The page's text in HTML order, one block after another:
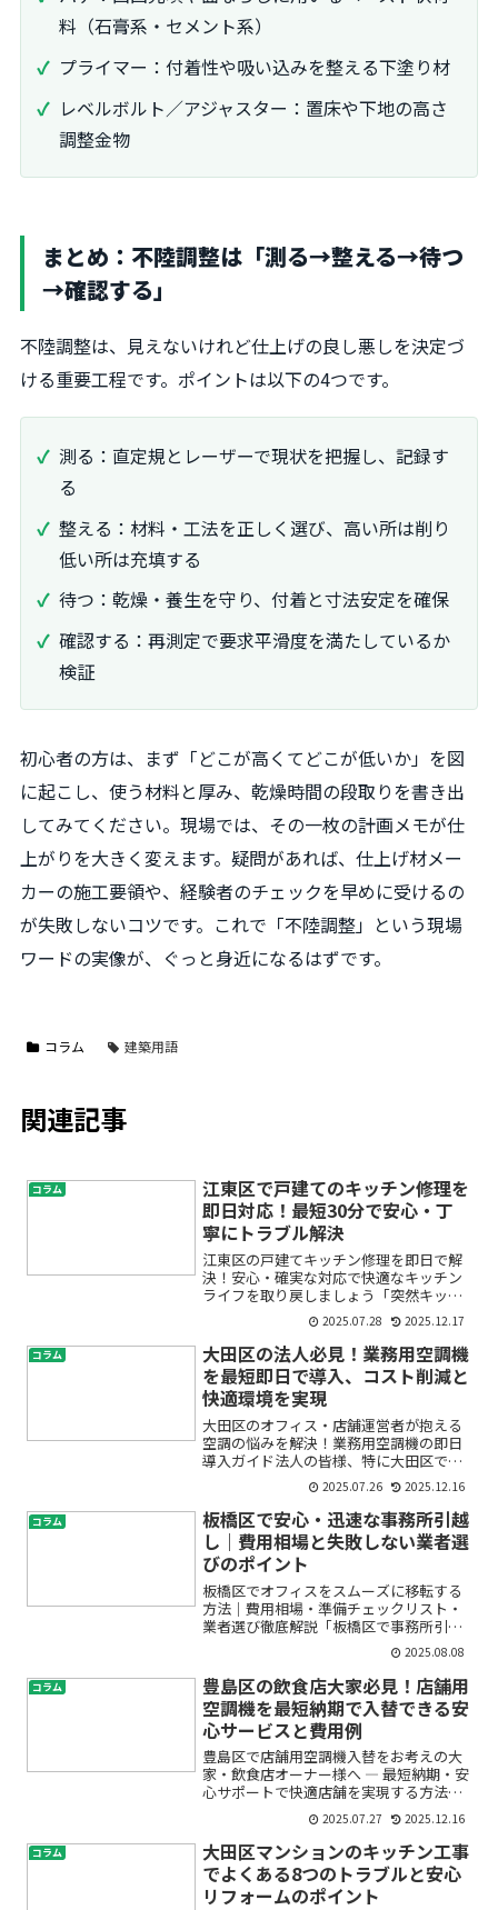
料（石膏系・セメント系）
プライマー：付着性や吸い込みを整える下塗り材
レベルボルト／アジャスター：置床や下地の高さ
調整金物
まとめ：不陸調整は「測る→整える→待つ
→確認する」
不陸調整は、見えないけれど仕上げの良し悪しを決定づ
ける重要工程です。ポイントは以下の4つです。
測る：直定規とレーザーで現状を把握し、記録す
る
整える：材料・工法を正しく選び、高い所は削り
低い所は充填する
待つ：乾燥・養生を守り、付着と寸法安定を確保
確認する：再測定で要求平滑度を満たしているか
検証
初心者の方は、まず「どこが高くてどこが低いか」を図
に起こし、使う材料と厚み、乾燥時間の段取りを書き出
してみてください。現場では、その一枚の計画メモが仕
上がりを大きく変えます。疑問があれば、仕上げ材メー
カーの施工要領や、経験者のチェックを早めに受けるの
が失敗しないコツです。これで「不陸調整」という現場
ワードの実像が、ぐっと身近になるはずです。
コラム 建築用語
関連記事
コラム
江東区で戸建てのキッチン修理を
即日対応！最短30分で安心・丁
寧にトラブル解決
江東区の戸建てキッチン修理を即日で解
決！安心・確実な対応で快適なキッチン
ライフを取り戻しましょう「突然キッチ
ンから水漏れが…」「蛇口が壊れて使え
ない」「今すぐ直してほしい！」キッチ
ンのトラブルは、毎日の生活に直結する
大きな悩みですよね。特に...
2025.07.28 2025.12.17
コラム
大田区の法人必見！業務用空調機
を最短即日で導入、コスト削減と
快適環境を実現
大田区のオフィス・店舗運営者が抱える
空調の悩みを解決！業務用空調機の即日
導入ガイド法人の皆様、特に大田区でオ
フィスや店舗、事業所を運営されている
方にとって、「空調が突然故障した」
「新規開業で急ぎ空調機が必要」「電気
代や維持コストが高くて困っ...
2025.07.26 2025.12.16
コラム
板橋区で安心・迅速な事務所引越
し｜費用相場と失敗しない業者選
びのポイント
板橋区でオフィスをスムーズに移転する
方法｜費用相場・準備チェックリスト・
業者選び徹底解説「板橋区で事務所引越
しをしたいけれど、何から始めればいい
のか分からない」「オフィス移転費用が
不安」「信頼できる業者をどう選べば良
いの？」―このような悩み...
2025.08.08
コラム
豊島区の飲食店大家必見！店舗用
空調機を最短納期で入替できる安
心サービスと費用例
豊島区で店舗用空調機入替をお考えの大
家・飲食店オーナー様へ ― 最短納期・安
心サポートで快適店舗を実現する方法
「テナントの入れ替えや既存店舗の空調
が古くなってきたけれど、どこに相談す
ればいいの？」「営業を止めたくないけ
ど、空調機の交換って時...
2025.07.27 2025.12.16
コラム
大田区マンションのキッチン工事
でよくある8つのトラブルと安心
リフォームのポイント